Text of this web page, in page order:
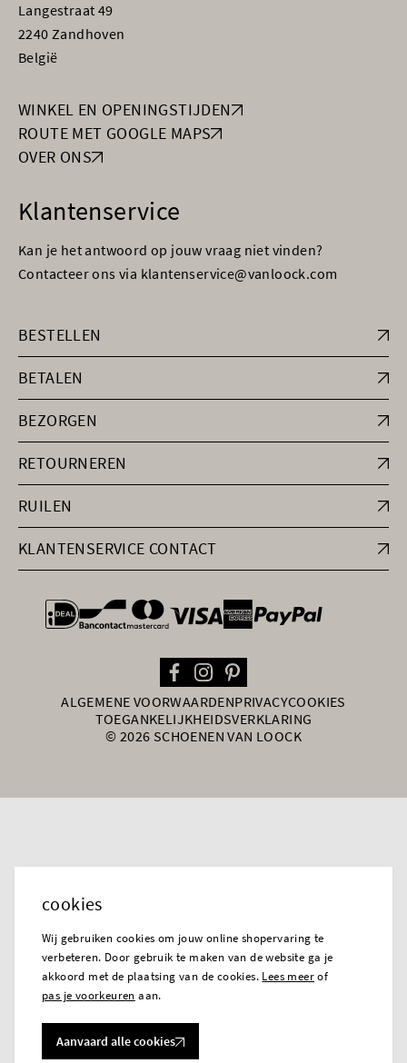
Langestraat 49
2240 Zandhoven
België
WINKEL EN OPENINGSTIJDEN
ROUTE MET GOOGLE MAPS
OVER ONS
Klantenservice
Kan je het antwoord op jouw vraag niet vinden?
Contacteer ons via klantenservice@vanloock.com
BESTELLEN
BETALEN
BEZORGEN
RETOURNEREN
RUILEN
KLANTENSERVICE CONTACT
general.paymentOptions
ALGEMENE VOORWAARDENPRIVACYCOOKIES
TOEGANKELIJKHEIDSVERKLARING
© 2026 SCHOENEN VAN LOOCK
cookies
Wij gebruiken cookies om jouw online shopervaring te
verbeteren. Door gebruik te maken van de website ga je
akkoord met de plaatsing van de cookies. Lees meerof
pas je voorkeuren aan.
Aanvaard alle cookies